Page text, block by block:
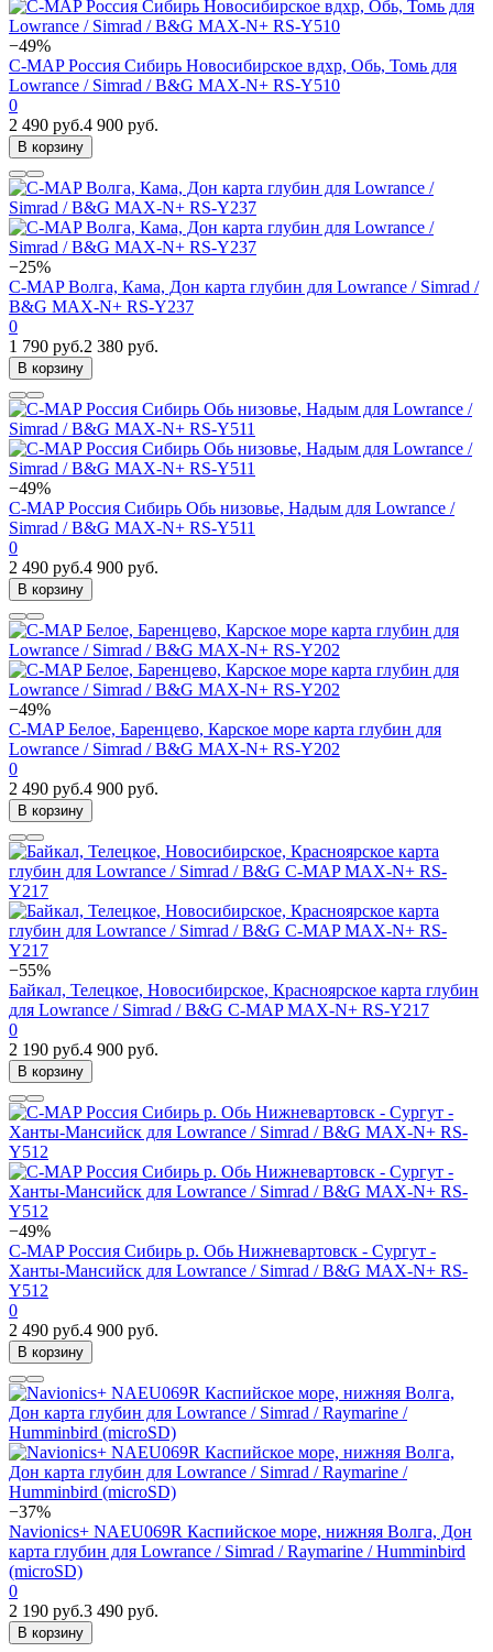
−49%
C-MAP Россия Сибирь Новосибирское вдхр, Обь, Томь для
Lowrance / Simrad / B&G MAX-N+ RS-Y510
0
2 490 руб.4 900 руб.
В корзину
−25%
C-MAP Волга, Кама, Дон карта глубин для Lowrance / Simrad /
B&G MAX-N+ RS-Y237
0
1 790 руб.2 380 руб.
В корзину
−49%
C-MAP Россия Сибирь Обь низовье, Надым для Lowrance /
Simrad / B&G MAX-N+ RS-Y511
0
2 490 руб.4 900 руб.
В корзину
−49%
C-MAP Белое, Баренцево, Карское море карта глубин для
Lowrance / Simrad / B&G MAX-N+ RS-Y202
0
2 490 руб.4 900 руб.
В корзину
−55%
Байкал, Телецкое, Новосибирское, Красноярское карта глубин
для Lowrance / Simrad / B&G C-MAP MAX-N+ RS-Y217
0
2 190 руб.4 900 руб.
В корзину
−49%
C-MAP Россия Сибирь р. Обь Нижневартовск - Сургут -
Ханты-Мансийск для Lowrance / Simrad / B&G MAX-N+ RS-
Y512
0
2 490 руб.4 900 руб.
В корзину
−37%
Navionics+ NAEU069R Каспийское море, нижняя Волга, Дон
карта глубин для Lowrance / Simrad / Raymarine / Humminbird
(microSD)
0
2 190 руб.3 490 руб.
В корзину